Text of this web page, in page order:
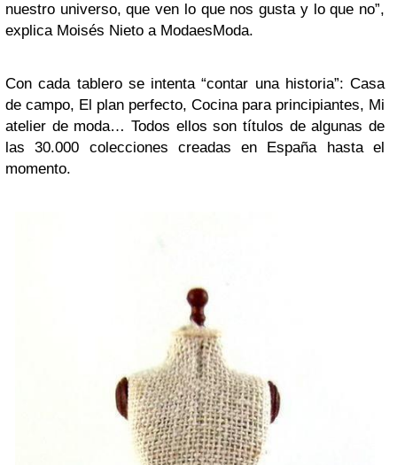
nuestro universo, que ven lo que nos gusta y lo que no”,
explica Moisés Nieto a ModaesModa.
Con cada tablero se intenta “contar una historia”: Casa
de campo, El plan perfecto, Cocina para principiantes, Mi
atelier de moda… Todos ellos son títulos de algunas de
las 30.000 colecciones creadas en España hasta el
momento.